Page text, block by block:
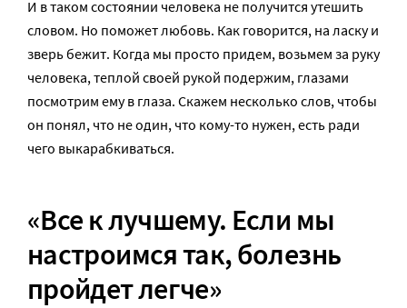
И в таком состоянии человека не получится утешить
словом. Но поможет любовь. Как говорится, на ласку и
зверь бежит. Когда мы просто придем, возьмем за руку
человека, теплой своей рукой подержим, глазами
посмотрим ему в глаза. Скажем несколько слов, чтобы
он понял, что не один, что кому-то нужен, есть ради
чего выкарабкиваться.
«Все к лучшему. Если мы
настроимся так, болезнь
пройдет легче»